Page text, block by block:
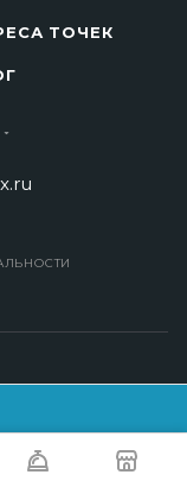
ТОЧЕК
в Минске